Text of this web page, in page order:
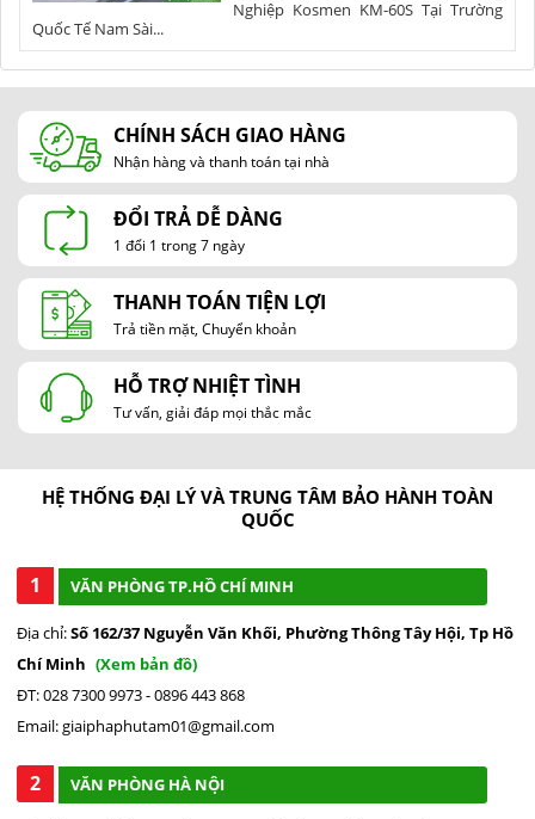
Nghiệp Kosmen KM-60S Tại Trường
Quốc Tế Nam Sài...
CHÍNH SÁCH GIAO HÀNG
Nhận hàng và thanh toán tại nhà
ĐỔI TRẢ DỄ DÀNG
1 đổi 1 trong 7 ngày
THANH TOÁN TIỆN LỢI
Trả tiền mặt, Chuyển khoản
HỖ TRỢ NHIỆT TÌNH
Tư vấn, giải đáp mọi thắc mắc
HỆ THỐNG ĐẠI LÝ VÀ TRUNG TÂM BẢO HÀNH TOÀN
QUỐC
1 VĂN PHÒNG TP.HỒ CHÍ MINH
Địa chỉ:Số 162/37 Nguyễn Văn Khối, Phường Thông Tây Hội, Tp Hồ
Chí Minh (Xem bản đồ)
ĐT: 028 7300 9973 - 0896 443 868
Email: giaiphaphutam01@gmail.com
2 VĂN PHÒNG HÀ NỘI